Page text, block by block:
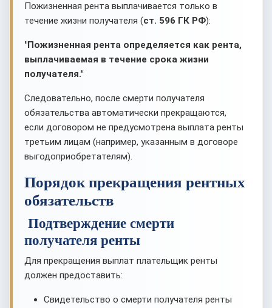
Пожизненная рента выплачивается только в
течение жизни получателя (ст. 596 ГК РФ):
"Пожизненная рента определяется как рента,
выплачиваемая в течение срока жизни
получателя."
Следовательно, после смерти получателя
обязательства автоматически прекращаются,
если договором не предусмотрена выплата ренты
третьим лицам (например, указанным в договоре
выгодоприобретателям).
Порядок прекращения рентных
обязательств
Подтверждение смерти
получателя ренты
Для прекращения выплат плательщик ренты
должен предоставить:
Свидетельство о смерти получателя ренты